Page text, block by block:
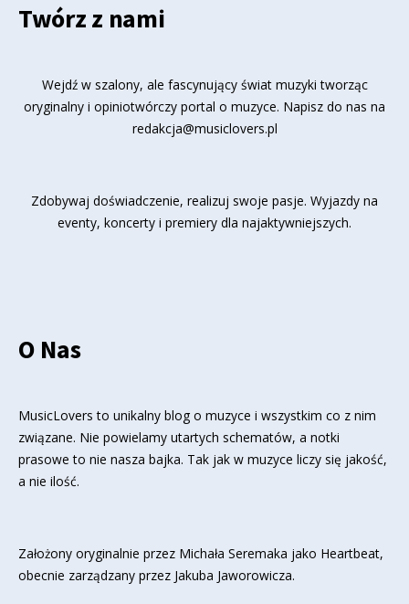
Twórz z nami
Wejdź w szalony, ale fascynujący świat muzyki tworząc
oryginalny i opiniotwórczy portal o muzyce. Napisz do nas na
redakcja@musiclovers.pl
Zdobywaj doświadczenie, realizuj swoje pasje. Wyjazdy na
eventy, koncerty i premiery dla najaktywniejszych.
O Nas
MusicLovers to unikalny blog o muzyce i wszystkim co z nim
związane. Nie powielamy utartych schematów, a notki
prasowe to nie nasza bajka. Tak jak w muzyce liczy się jakość,
a nie ilość.
Założony oryginalnie przez Michała Seremaka jako Heartbeat,
obecnie zarządzany przez Jakuba Jaworowicza.